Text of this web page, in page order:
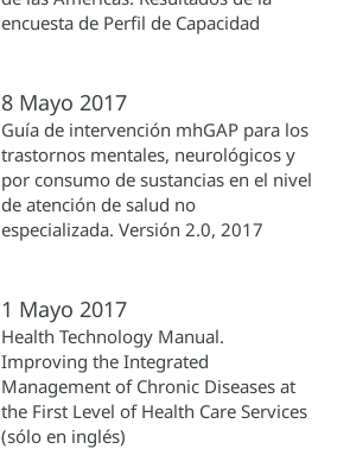
encuesta de Perfil de Capacidad
8 Mayo 2017
Guía de intervención mhGAP para los
trastornos mentales, neurológicos y
por consumo de sustancias en el nivel
de atención de salud no
especializada. Versión 2.0, 2017
1 Mayo 2017
Health Technology Manual.
Improving the Integrated
Management of Chronic Diseases at
the First Level of Health Care Services
(sólo en inglés)